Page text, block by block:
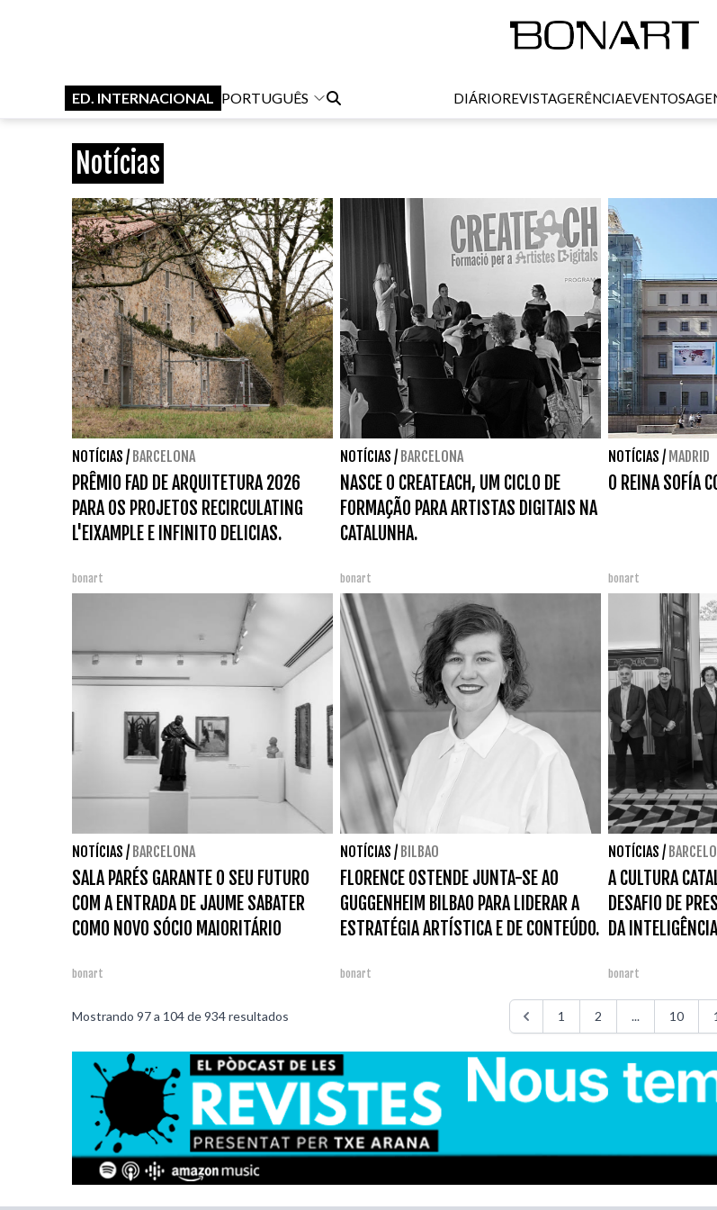
ED. INTERNACIONAL PORTUGUÊS DIÁRIOREVISTAGERÊNCIAEVENTOS
Notícias
NOTÍCIAS / BARCELONA
PRÊMIO FAD DE ARQUITETURA 2026
PARA OS PROJETOS RECIRCULATING
L'EIXAMPLE E INFINITO DELICIAS.
bonart
NOTÍCIAS / BARCELONA
NASCE O CREATEACH, UM CICLO DE
FORMAÇÃO PARA ARTISTAS DIGITAIS NA
CATALUNHA.
bonart
NOTÍCIAS / MADRID
O REINA SOFÍA
bonart
NOTÍCIAS / BARCELONA
SALA PARÉS GARANTE O SEU FUTURO
COM A ENTRADA DE JAUME SABATER
COMO NOVO SÓCIO MAIORITÁRIO
bonart
NOTÍCIAS / BILBAO
FLORENCE OSTENDE JUNTA-SE AO
GUGGENHEIM BILBAO PARA LIDERAR A
ESTRATÉGIA ARTÍSTICA E DE CONTEÚDO.
bonart
NOTÍCIAS /
A CULTURA
DESAFIO DE
DA
bonart
Mostrando 97a 104de934resultados 1 2 ... 10